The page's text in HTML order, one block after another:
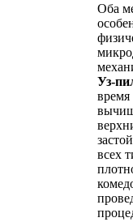
Оба
Уз-
всех